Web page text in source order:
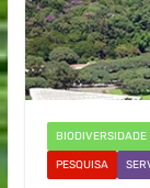
BIODIVERSIDADE
PESQUISA